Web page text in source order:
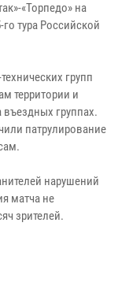
«Торпедо» на
тура Российской
групп
территории и
группах.
патрулирование
нарушений
матча не
зрителей.